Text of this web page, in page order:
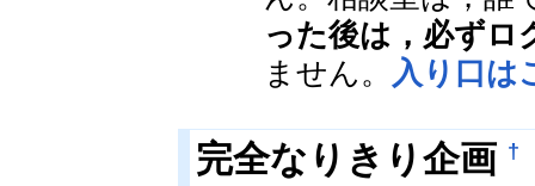
った後は，必ずロ
ません。
入り口は
完全なりきり企画 †